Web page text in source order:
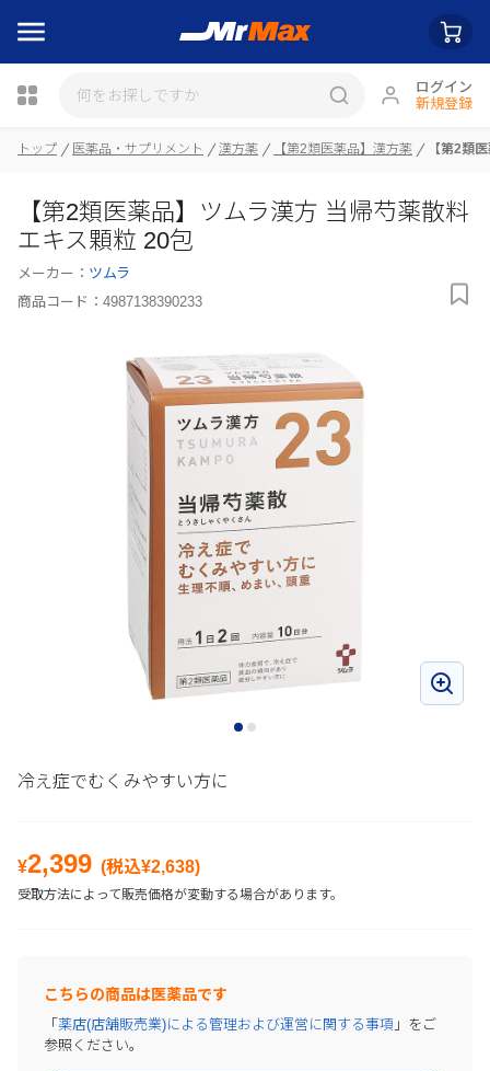
ログイン
新規登録
瓶詰
トップ 医薬品・サプリメント 漢方薬 【第2類医薬品】漢方薬 【第2類
【第2類医薬品】ツムラ漢方 当帰芍薬散料
エキス顆粒 20包
メーカー： ツムラ
商品コード： 4987138390233
冷え症でむくみやすい方に
¥2,399 (税込¥2,638)
受取方法によって販売価格が変動する場合があります。
こちらの商品は医薬品です
「 薬店(店舗販売業)による管理および運営に関する事項 」をご
参照ください。